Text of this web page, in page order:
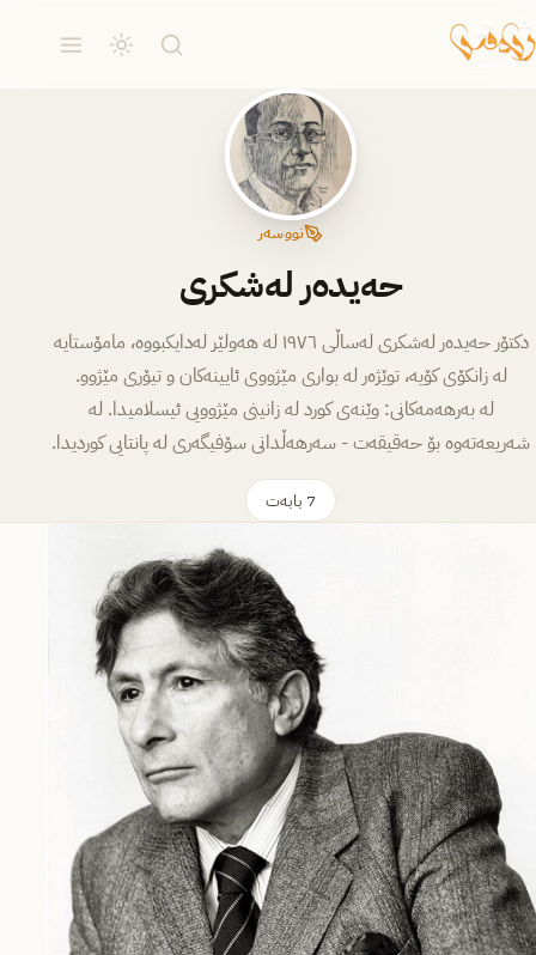
نووسەر
حەیدەر لەشکری
دکتۆر حەیدەر لەشکری لەساڵی ١٩٧٦ لە هەولێر لەدایکبووە، مامۆستایە
لە زانكۆی كۆیه‌، توێژه‌ر له‌ بواری مێژووی ئایینه‌كان و تیۆری مێژوو.
له‌ به‌رهه‌مه‌كانی: وێنه‌ی كورد له‌ زانینی مێژوویی ئیسلامیدا. له‌
شه‌ریعه‌ته‌وه‌ بۆ حه‌قیقه‌ت - سه‌رهه‌ڵدانی سۆفیگه‌ری له‌ پانتایی كوردیدا.
7 بابەت